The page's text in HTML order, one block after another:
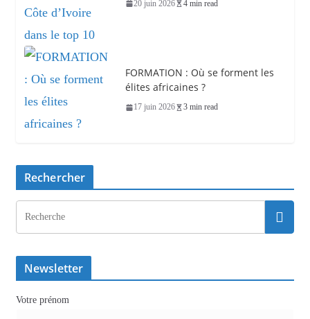
20 juin 2026 4 min read
FORMATION : Où se forment les
élites africaines ?
17 juin 2026 3 min read
Rechercher
Newsletter
Votre prénom